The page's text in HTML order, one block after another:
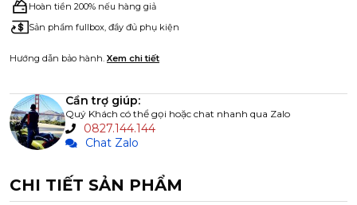
Cần trợ giúp:
Quý Khách có thể gọi hoặc chat nhanh qua Zalo
0827.144.144
Chat Zalo
Hoàn tiền 200% nếu hàng giả
Sản phẩm fullbox, đầy đủ phụ kiện
Hướng dẫn bảo hành. Xem chi tiết
CHI TIẾT SẢN PHẨM